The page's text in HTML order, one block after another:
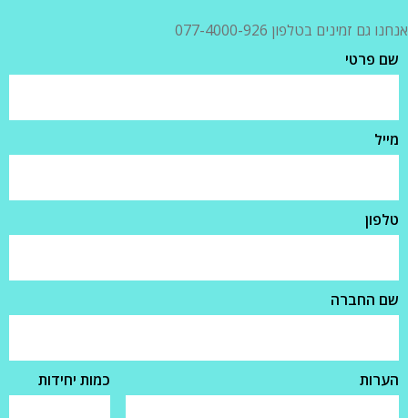
אנחנו גם זמינים בטלפון 077-4000-926
שם פרטי
מייל
טלפון
שם החברה
הערות כמות יחידות